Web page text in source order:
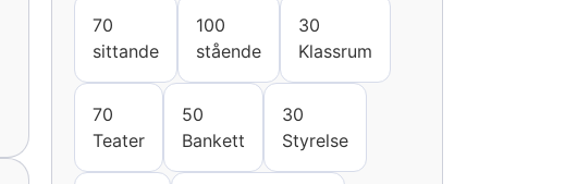
70
sittande
100
stående
30
Klassrum
70
Teater
50
Bankett
30
Styrelse